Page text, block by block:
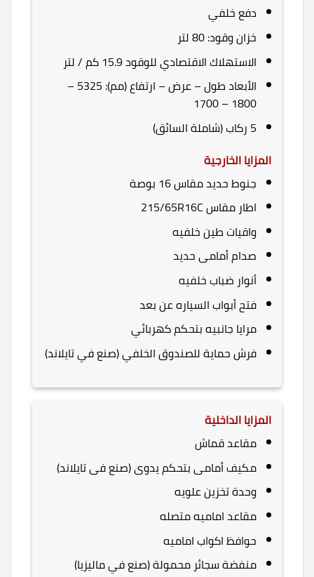
دفع خلفي
خزان وقود: 80 لتر
الاستهلاك الاقتصادي للوقود 15.9 كم / لتر
الأبعاد طول – عرض – ارتفاع (مم): 5325 –
1800 – 1700
5 ركاب (شاملة السائق)
المزايا الخارجية
جنوط حديد مقاس 16 بوصة
اطار مقاس 215/65R16C
واقيات طين خلفيه
صدام أمامى حديد
أنوار ضباب خلفيه
فتح أبواب السياره عن بعد
مرايا جانبيه بتحكم كهربائي
فرش حماية للصندوق الخلفي (صنع في تايلاند)
المزايا الداخلية
مقاعد قماش
مكيف أمامى بتحكم يدوى (صنع فى تايلاند)
وحدة تخزين علويه
مقاعد اماميه متصله
حوافظ اكواب اماميه
منفضة سجائر محمولة (صنع في ماليزيا)